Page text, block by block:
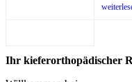
Ihr kieferorthopädischer